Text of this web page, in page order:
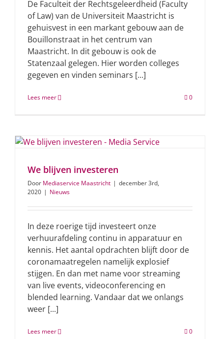
De Faculteit der Rechtsgeleerdheid (Faculty
of Law) van de Universiteit Maastricht is
gehuisvest in een markant gebouw aan de
Bouillonstraat in het centrum van
Maastricht. In dit gebouw is ook de
Statenzaal gelegen. Hier worden colleges
gegeven en vinden seminars [...]
Lees meer 0
We blijven investeren
Door Mediaservice Maastricht | december 3rd,
2020 | Nieuws
In deze roerige tijd investeert onze
verhuurafdeling continu in apparatuur en
kennis. Het aantal opdrachten blijft door de
coronamaatregelen namelijk explosief
stijgen. En dan met name voor streaming
van live events, videoconferencing en
blended learning. Vandaar dat we onlangs
weer [...]
Lees meer 0